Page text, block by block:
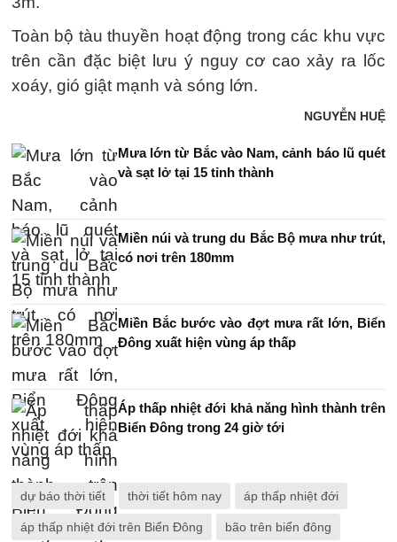
Toàn bộ tàu thuyền hoạt động trong các khu vực
trên cần đặc biệt lưu ý nguy cơ cao xảy ra lốc
xoáy, gió giật mạnh và sóng lớn.
NGUYỄN HUỆ
Mưa lớn từ Bắc vào Nam, cảnh báo lũ quét
và sạt lở tại 15 tỉnh thành
Miền núi và trung du Bắc Bộ mưa như trút,
có nơi trên 180mm
Miền Bắc bước vào đợt mưa rất lớn, Biển
Đông xuất hiện vùng áp thấp
Áp thấp nhiệt đới khả năng hình thành trên
Biển Đông trong 24 giờ tới
dự báo thời tiết thời tiết hôm nay áp thấp nhiệt đới
áp thấp nhiệt đới trên Biển Đông bão trên biển đông